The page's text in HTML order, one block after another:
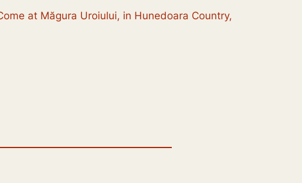
at Măgura Uroiului, in Hunedoara Country,